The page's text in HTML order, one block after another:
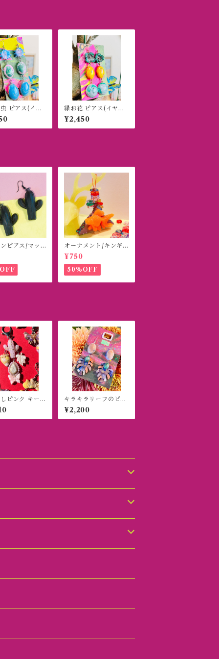
ピアス(イヤ
緑お花 ピアス(イヤリ
ング)
¥2,450
ピアス/マッ
オーナメント/キンギ
ョ
¥750
50%OFF
ピンク キーホ
キラキラリーフのピア
ス(イヤリング)
¥2,200